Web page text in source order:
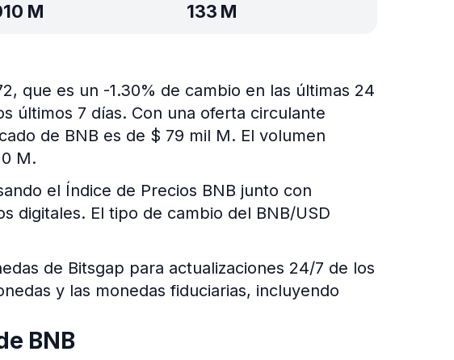
M 133 M
que es un -1.30% de cambio en las últimas 24
últimos 7 días. Con una oferta circulante
de BNB es de $ 79 mil M. El volumen
M.
el Índice de Precios BNB junto con
digitales. El tipo de cambio del BNB/USD
de Bitsgap para actualizaciones 24/7 de los
y las monedas fiduciarias, incluyendo
BNB